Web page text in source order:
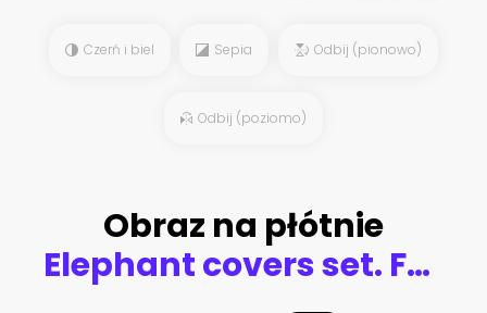
Czerń i biel Sepia Odbij (pionowo)
Odbij (poziomo)
Obraz na płótnie
Elephant covers set. Future Poster template. Geometric animal. Polygonal halftone. Elephant silhouette illustration.